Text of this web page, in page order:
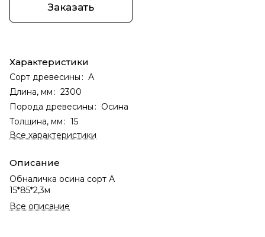
Заказать
Характеристики
Сорт древесины : А
Длина, мм : 2300
Порода древесины : Осина
Толщина, мм : 15
Все характеристики
Описание
Обналичка осина сорт А
15*85*2,3м
Все описание